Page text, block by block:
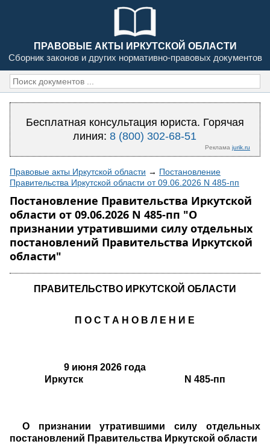
ПРАВОВЫЕ АКТЫ ИРКУТСКОЙ ОБЛАСТИ
Сборник законов и других нормативно-правовых документов
Бесплатная консультация юриста. Горячая
линия:8 (800) 302-68-51
Реклама jurik.ru
Правовые акты Иркутской области → Постановление
Правительства Иркутской области от 09.06.2026 N 485-пп
Постановление Правительства Иркутской
области от 09.06.2026 N 485-пп "О
признании утратившими силу отдельных
постановлений Правительства Иркутской
области"
ПРАВИТЕЛЬСТВО ИРКУТСКОЙ ОБЛАСТИ
П О С Т А Н О В Л Е Н И Е
9 июня 2026 года
Иркутск N 485-пп
О признании утратившими силу отдельных
постановлений Правительства Иркутской области